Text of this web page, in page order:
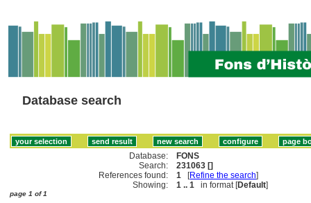
Database search
Database:
FONS
Search:
231063 []
References found:
1 [Refine the search]
Showing:
1 .. 1 in format [Default]
page 1 of 1